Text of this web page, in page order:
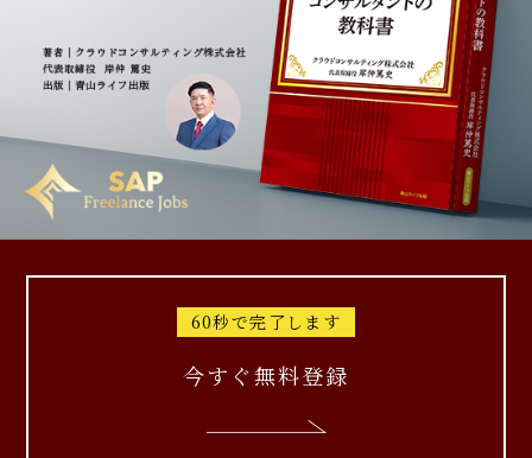
60秒で完了します
今すぐ無料登録